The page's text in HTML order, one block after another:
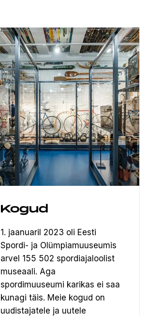
Kogud
1. jaanuaril 2023 oli Eesti
Spordi- ja Olümpiamuuseumis
arvel 155 502 spordiajaloolist
museaali. Aga
spordimuuseumi karikas ei saa
kunagi täis. Meie kogud on
uudistajatele ja uutele